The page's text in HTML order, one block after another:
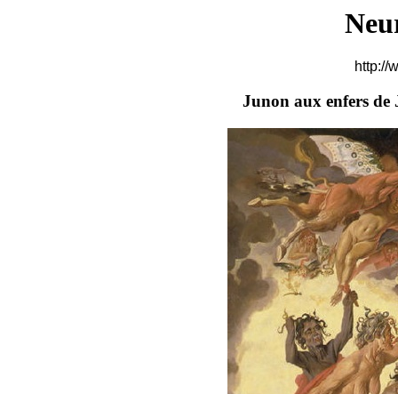
http://
Junon aux enfers de